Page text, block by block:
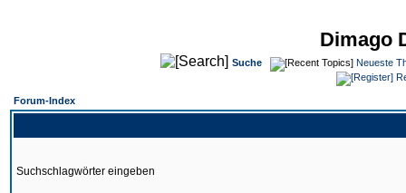
Dimago
Suche
Neueste
Forum-Index
Suchschlagwörter eingeben